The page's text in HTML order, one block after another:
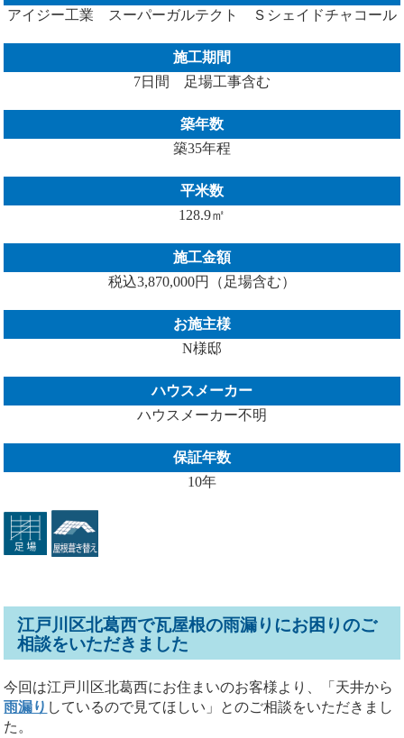
アイジー工業 スーパーガルテクト Ｓシェイドチャコール
施工期間
7日間 足場工事含む
築年数
築35年程
平米数
128.9㎡
施工金額
税込3,870,000円（足場含む）
お施主様
N様邸
ハウスメーカー
ハウスメーカー不明
保証年数
10年
江戸川区北葛西で瓦屋根の雨漏りにお困りのご
相談をいただきました
今回は江戸川区北葛西にお住まいのお客様より、「天井から
雨漏り しているので見てほしい」とのご相談をいただきまし
た。